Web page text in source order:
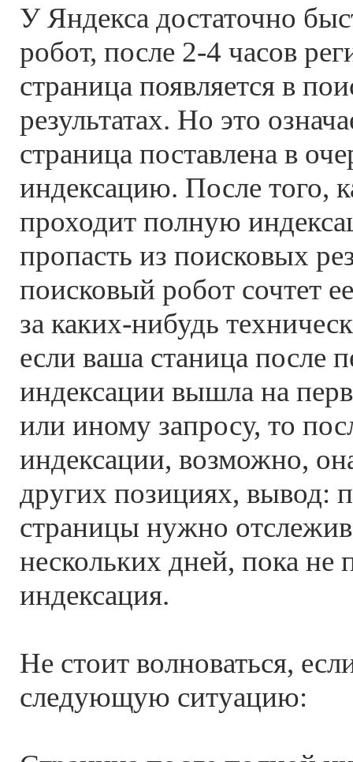
У Яндекса достаточно
робот, после 2-4 часов
страница появляется в
результатах. Но это
страница поставлена в
индексацию. После того,
проходит полную
пропасть из поисковых
поисковый робот сочтет
за каких-нибудь
если ваша станица после
индексации вышла на
или иному запросу, то
индексации, возможно,
других позициях, вывод:
страницы нужно
нескольких дней, пока не
индексация.
Не стоит волноваться,
следующую ситуацию: